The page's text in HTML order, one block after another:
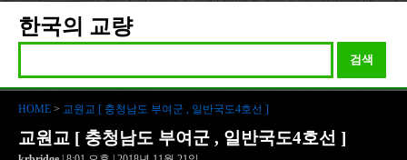
한국의 교량
검색
HOME > 교원교 [ 충청남도 부여군 , 일반국도4호선 ]
교원교 [ 충청남도 부여군 , 일반국도4호선 ]